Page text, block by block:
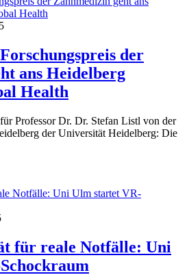
der
ans Heidelberg
Health
Professor Dr. Dr. Stefan Listl von der
der Universität Heidelberg: Die
für reale Notfälle: Uni